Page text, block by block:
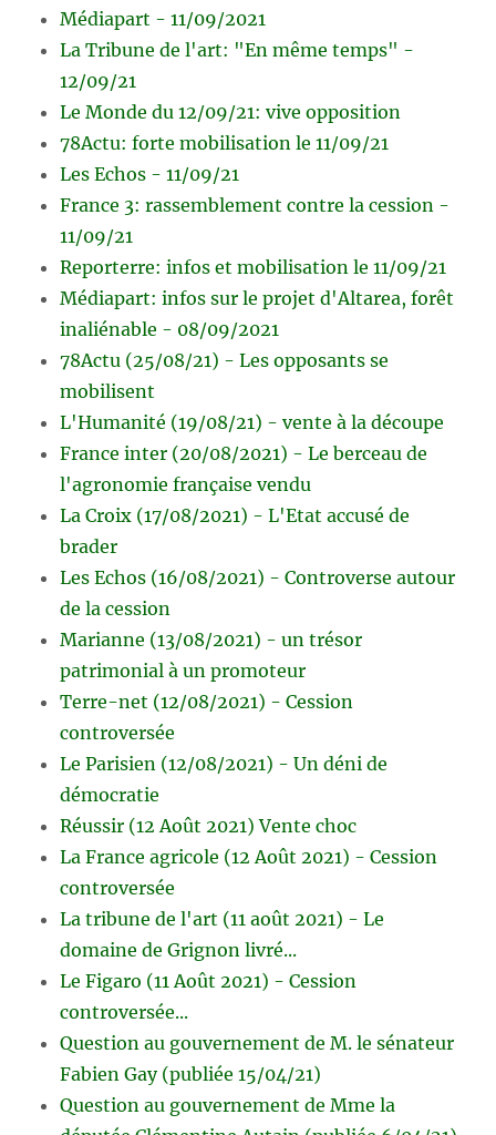
Médiapart - 11/09/2021
La Tribune de l'art: "En même temps" -
12/09/21
Le Monde du 12/09/21: vive opposition
78Actu: forte mobilisation le 11/09/21
Les Echos - 11/09/21
France 3: rassemblement contre la cession -
11/09/21
Reporterre: infos et mobilisation le 11/09/21
Médiapart: infos sur le projet d'Altarea, forêt
inaliénable - 08/09/2021
78Actu (25/08/21) - Les opposants se
mobilisent
L'Humanité (19/08/21) - vente à la découpe
France inter (20/08/2021) - Le berceau de
l'agronomie française vendu
La Croix (17/08/2021) - L'Etat accusé de
brader
Les Echos (16/08/2021) - Controverse autour
de la cession
Marianne (13/08/2021) - un trésor
patrimonial à un promoteur
Terre-net (12/08/2021) - Cession
controversée
Le Parisien (12/08/2021) - Un déni de
démocratie
Réussir (12 Août 2021) Vente choc
La France agricole (12 Août 2021) - Cession
controversée
La tribune de l'art (11 août 2021) - Le
domaine de Grignon livré...
Le Figaro (11 Août 2021) - Cession
controversée...
Question au gouvernement de M. le sénateur
Fabien Gay (publiée 15/04/21)
Question au gouvernement de Mme la